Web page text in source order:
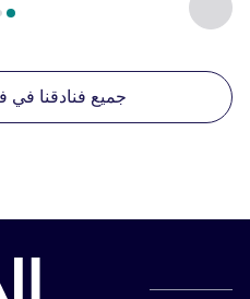
السابق - منشآتنا الأخرى
جميع فنادقنا في